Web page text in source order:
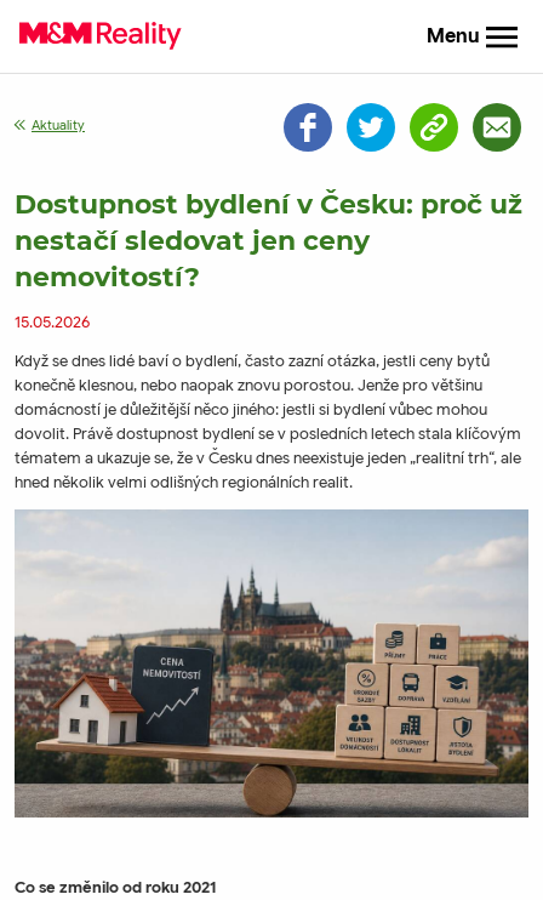
Menu
Aktuality
Dostupnost bydlení v Česku: proč už
nestačí sledovat jen ceny
nemovitostí?
15.05.2026
Když se dnes lidé baví o bydlení, často zazní otázka, jestli ceny bytů
konečně klesnou, nebo naopak znovu porostou. Jenže pro většinu
domácností je důležitější něco jiného: jestli si bydlení vůbec mohou
dovolit. Právě dostupnost bydlení se v posledních letech stala klíčovým
tématem a ukazuje se, že v Česku dnes neexistuje jeden „realitní trh“, ale
hned několik velmi odlišných regionálních realit.
Co se změnilo od roku 2021